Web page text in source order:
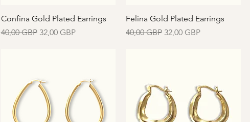
Vista rápida
Confina Gold Plated Earrings
Precio
40,00 GBP Precio de oferta
32,00 GBP
Vista rápida
Felina Gold Plated Earrings
Precio
40,00 GBP Precio de oferta
32,00 GBP